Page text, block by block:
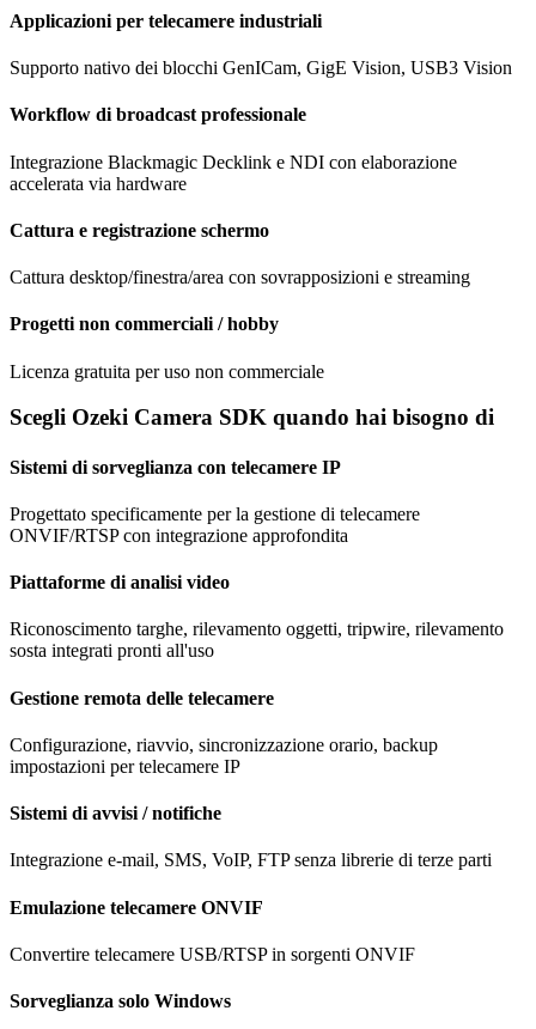
Applicazioni per telecamere industriali
Supporto nativo dei blocchi GenICam, GigE Vision, USB3 Vision
Workflow di broadcast professionale
Integrazione Blackmagic Decklink e NDI con elaborazione
accelerata via hardware
Cattura e registrazione schermo
Cattura desktop/finestra/area con sovrapposizioni e streaming
Progetti non commerciali / hobby
Licenza gratuita per uso non commerciale
Scegli Ozeki Camera SDK quando hai bisogno di
Sistemi di sorveglianza con telecamere IP
Progettato specificamente per la gestione di telecamere
ONVIF/RTSP con integrazione approfondita
Piattaforme di analisi video
Riconoscimento targhe, rilevamento oggetti, tripwire, rilevamento
sosta integrati pronti all'uso
Gestione remota delle telecamere
Configurazione, riavvio, sincronizzazione orario, backup
impostazioni per telecamere IP
Sistemi di avvisi / notifiche
Integrazione e-mail, SMS, VoIP, FTP senza librerie di terze parti
Emulazione telecamere ONVIF
Convertire telecamere USB/RTSP in sorgenti ONVIF
Sorveglianza solo Windows